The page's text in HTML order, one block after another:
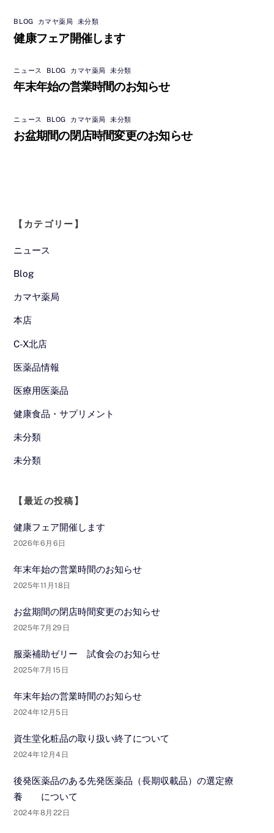
BLOG カマヤ薬局 未分類
健康フェア開催します
ニュース BLOG カマヤ薬局 ,未分類
年末年始の営業時間のお知らせ
ニュース BLOG カマヤ薬局 ,未分類
お盆期間の閉店時間変更のお知らせ
【カテゴリー】
ニュース
Blog
カマヤ薬局
本店
C-X北店
医薬品情報
医療用医薬品
健康食品・サプリメント
未分類
未分類
【最近の投稿】
健康フェア開催します
2026年6月6日
年末年始の営業時間のお知らせ
2025年11月18日
お盆期間の閉店時間変更のお知らせ
2025年7月29日
服薬補助ゼリー 試食会のお知らせ
2025年7月15日
年末年始の営業時間のお知らせ
2024年12月5日
資生堂化粧品の取り扱い終了について
2024年12月4日
後発医薬品のある先発医薬品（長期収載品）の選定療
養 について
2024年8月22日